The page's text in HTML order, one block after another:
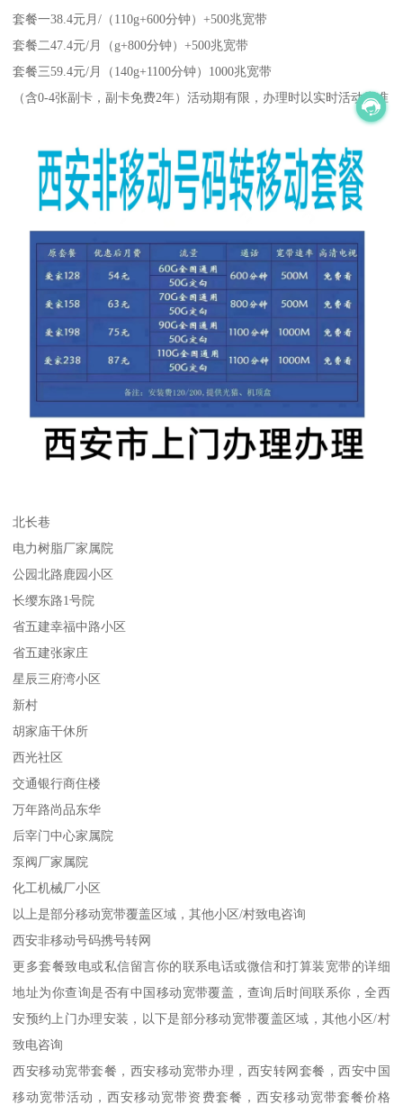
套餐一38.4元月/（110g+600分钟）+500兆宽带
套餐二47.4元/月（g+800分钟）+500兆宽带
套餐三59.4元/月（140g+1100分钟）1000兆宽带
（含0-4张副卡，副卡免费2年）活动期有限，办理时以实时活动为准
北长巷
电力树脂厂家属院
公园北路鹿园小区
长缨东路1号院
省五建幸福中路小区
省五建张家庄
星辰三府湾小区
新村
胡家庙干休所
西光社区
交通银行商住楼
万年路尚品东华
后宰门中心家属院
泵阀厂家属院
化工机械厂小区
以上是部分移动宽带覆盖区域，其他小区/村致电咨询
西安非移动号码携号转网
更多套餐致电或私信留言你的联系电话或微信和打算装宽带的详细
地址为你查询是否有中国移动宽带覆盖，查询后时间联系你，全西
安预约上门办理安装，以下是部分移动宽带覆盖区域，其他小区/村
致电咨询
西安移动宽带套餐，西安移动宽带办理，西安转网套餐，西安中国
移动宽带活动，西安移动宽带资费套餐，西安移动宽带套餐价格